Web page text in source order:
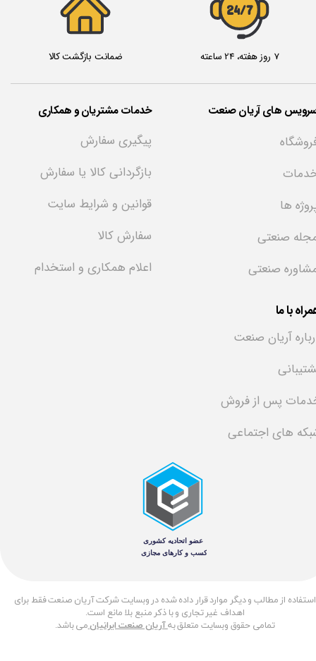
​استفاده از مطالب و دیگر موارد قرار داده شده در وبسایت شرکت آریان صنعت فقط برای
اهداف غیر تجاری و با ذکر منبع بلا مانع است.
تمامی حقوق وبسایت متعلق بهآریان صنعت ایرانیانمی باشد.
7 روز هفته، 24 ساعته ضمانت بازگشت کالا
های آریان صنعت خدمات مشتریان و همکاری
با ما
ها
صنعتی
صنعتی
پیگیری سفارش
بازگردانی کالا یا سفارش
قوانین و شرایط سایت
سفارش کالا
اعلام همکاری و استخدام
آریان صنعت
پس از فروش
های اجتماعی
24/7